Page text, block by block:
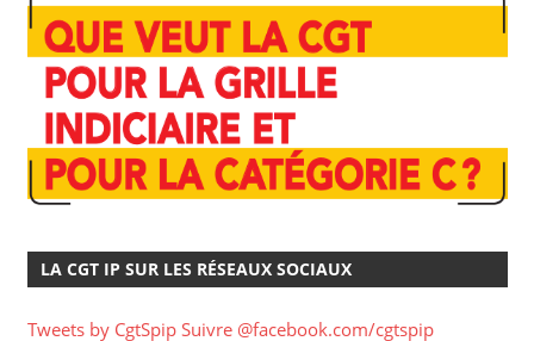
LA CGT IP SUR LES RÉSEAUX SOCIAUX
Tweets by CgtSpip Suivre @facebook.com/cgtspip